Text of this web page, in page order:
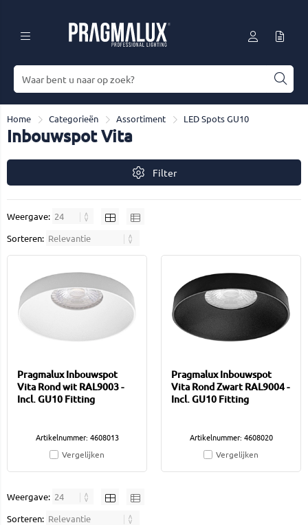
Home Categorieën Assortiment LED Spots GU10
Inbouwspot Vita
Filter
Weergave:
Sorteren:
Pragmalux Inbouwspot
Vita Rond wit RAL9003 -
Incl. GU10 Fitting
Artikelnummer: 4608013
Vergelijken
Pragmalux Inbouwspot
Vita Rond Zwart RAL9004 -
Incl. GU10 Fitting
Artikelnummer: 4608020
Vergelijken
Weergave:
Sorteren: